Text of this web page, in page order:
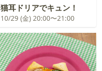
猫耳ドリアでキュン！
10/29 (金) 20:00〜21:00